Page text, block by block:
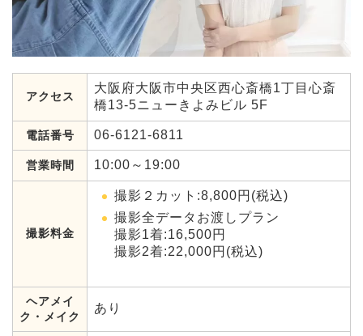
アクセス
大阪府大阪市中央区西心斎橋1丁目心斎
橋13-5ニューきよみビル 5F
電話番号 06-6121-6811
営業時間 10:00～19:00
撮影料金
撮影２カット:8,800円(税込)
撮影全データお渡しプラン
撮影1着:16,500円
撮影2着:22,000円(税込)
ヘアメイ
ク・メイク
あり